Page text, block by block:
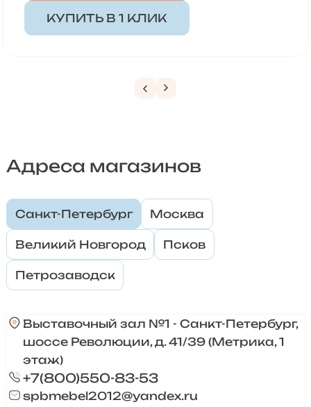
КУПИТЬ В 1 КЛИК
Адреса магазинов
Санкт-Петербург Москва
Великий Новгород Псков
Петрозаводск
Выставочный зал №1 - Санкт-Петербург,
шоссе Революции, д. 41/39 (Метрика, 1
этаж)
+7(800)550-83-53
spbmebel2012@yandex.ru